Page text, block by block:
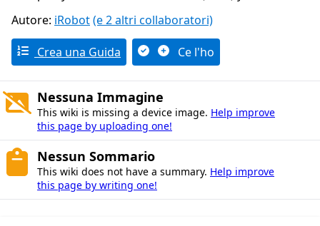
Autore: iRobot(e 2 altri collaboratori)
Crea una Guida Ce l'ho
Nessuna Immagine
This wiki is missing a device image. Help improve
this page by uploading one!
Nessun Sommario
This wiki does not have a summary. Help improve
this page by writing one!